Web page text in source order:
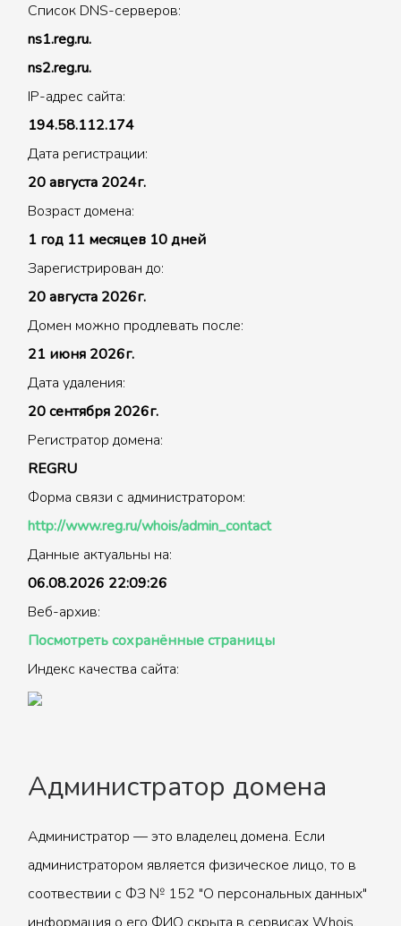
Список DNS-серверов:
ns1.reg.ru.
ns2.reg.ru.
IP-адрес сайта:
194.58.112.174
Дата регистрации:
20 августа 2024г.
Возраст домена:
1 год 11 месяцев 10 дней
Зарегистрирован до:
20 августа 2026г.
Домен можно продлевать после:
21 июня 2026г.
Дата удаления:
20 сентября 2026г.
Регистратор домена:
REGRU
Форма связи с администратором:
http://www.reg.ru/whois/admin_contact
Данные актуальны на:
06.08.2026 22:09:26
Веб-архив:
Посмотреть сохранённые страницы
Индекс качества сайта:
Администратор домена
Администратор — это владелец домена. Если
администратором является физическое лицо, то в
соотвествии с ФЗ № 152 "О персональных данных"